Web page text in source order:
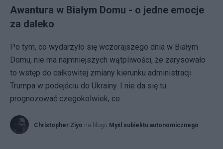
Awantura w Białym Domu - o jedne emocje
za daleko
Po tym, co wydarzyło się wczorajszego dnia w Białym
Domu, nie ma najmniejszych wątpliwości, że zarysowało
to wstęp do całkowitej zmiany kierunku administracji
Trumpa w podejściu do Ukrainy. I nie da się tu
prognozować czegokolwiek, co...
Christopher.Ziyo na blogu Myśl subiektu autonomicznego